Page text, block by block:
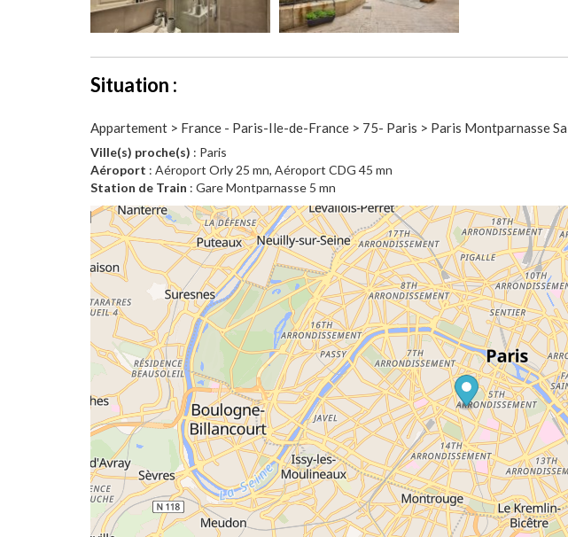
Situation :
Appartement > France - Paris-Ile-de-France > 75- Paris > Paris Montparnasse
Ville(s) proche(s) : Paris
Aéroport : Aéroport Orly 25 mn, Aéroport CDG 45 mn
Station de Train : Gare Montparnasse 5 mn